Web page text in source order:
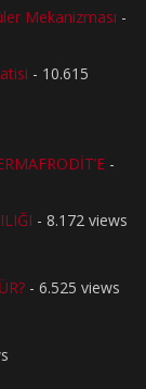
Mekanizması -
- 10.615
-
- 8.172 views
- 6.525 views